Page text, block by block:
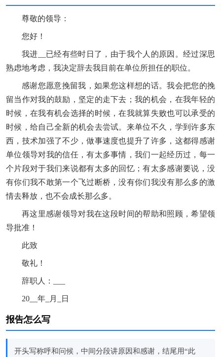
尊敬的领导：
您好！
我进__已经有些时日了，由于我个人的原因。经过深思
熟虑地考虑，我决定辞去我目前在单位所担任的职位。
感谢您愿意挽留我，如果您这样想的话。我会把您的挽
留当作对我的鼓励，坚定的走下去；我的机会，在我年轻的
时候，在我有机会选择的时候，在我就算失败也可以承受的
时候，给自己全新的机会去尝试。来单位不久，学到许多东
西，技术加强了不少，做事速度也提升了许多，这都得感谢
单位领导对我的信任，有太多事情，我们一起经历过，每一
个片段对于我们来说都有太多的回忆；有太多感谢要说，没
有你们我不敢第一个飞过断桥，没有你们我没有那么多的激
情去释放，也不会成长那么多。
再这里感谢领导对我在这段时间的帮助和照顾，希望领
导批准！
此致
敬礼！
辞职人：___
20__年_月_日
报告怎么写
开头写称呼和问候，中间分段讲原因和感谢，结尾用“此